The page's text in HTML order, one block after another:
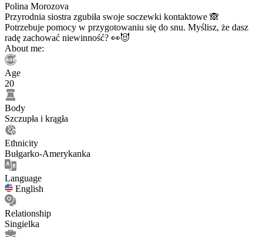
Polina Morozova
Przyrodnia siostra zgubiła swoje soczewki kontaktowe 🙈
Potrzebuje pomocy w przygotowaniu się do snu. Myślisz, że dasz
radę zachować niewinność? 👀😈
About me:
Age
20
Body
Szczupła i krągła
Ethnicity
Bułgarko-Amerykanka
Language
English
Relationship
Singielka